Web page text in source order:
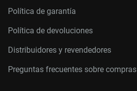
Política de garantía
Política de devoluciones
Distribuidores y revendedores
Preguntas frecuentes sobre compras